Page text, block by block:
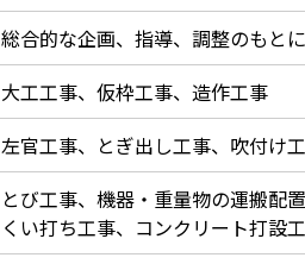
総合的な企画、指導、調整のもと
大工工事、仮枠工事、造作工事
左官工事、とぎ出し工事、吹付け
とび工事、機器・重量物の運搬配
くい打ち工事、コンクリート打設